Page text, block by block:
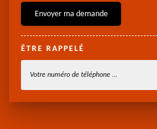
ÊTRE RAPPELÉ